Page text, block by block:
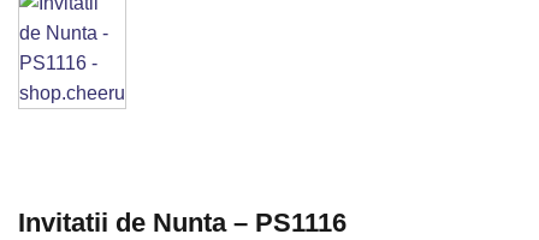
Invitatii de Nunta – PS1116